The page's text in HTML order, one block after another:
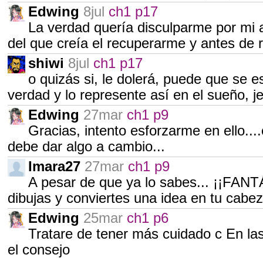
Edwing 8jul ch1 p17
La verdad quería disculparme por
del que creía el recuperarme y antes de
shiwi 8jul ch1 p17
o quizás si, le dolerá, puede que se
verdad y lo represente así en el sueño,
Edwing 27mar ch1 p9
Gracias, intento esforzarme en
debe dar algo a cambio...
Imara27 27mar ch1 p9
A pesar de que ya lo sabes...
dibujas y conviertes una idea en tu
Edwing 25mar ch1 p6
Tratare de tener más cuidado c En
el consejo